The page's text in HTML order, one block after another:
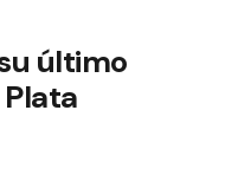
último